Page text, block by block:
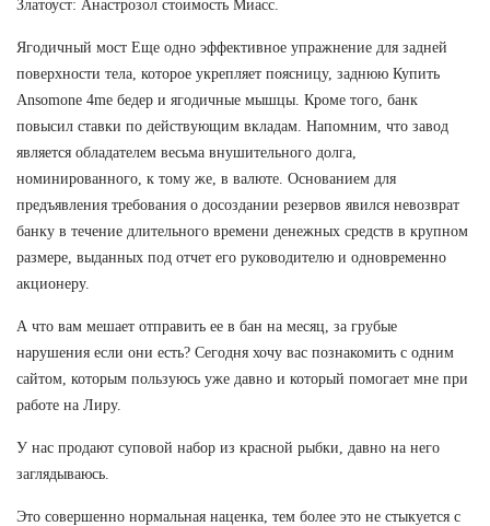
Златоуст: Анастрозол стоимость Миасс.
Ягодичный мост Еще одно эффективное упражнение для задней
поверхности тела, которое укрепляет поясницу, заднюю Купить
Ansomone 4me бедер и ягодичные мышцы. Кроме того, банк
повысил ставки по действующим вкладам. Напомним, что завод
является обладателем весьма внушительного долга,
номинированного, к тому же, в валюте. Основанием для
предъявления требования о досоздании резервов явился невозврат
банку в течение длительного времени денежных средств в крупном
размере, выданных под отчет его руководителю и одновременно
акционеру.
А что вам мешает отправить ее в бан на месяц, за грубые
нарушения если они есть? Сегодня хочу вас познакомить с одним
сайтом, которым пользуюсь уже давно и который помогает мне при
работе на Лиру.
У нас продают суповой набор из красной рыбки, давно на него
заглядываюсь.
Это совершенно нормальная наценка, тем более это не стыкуется с